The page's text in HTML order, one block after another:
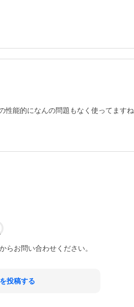
性能的になんの問題もなく使ってますね
らお問い合わせください。
投稿する